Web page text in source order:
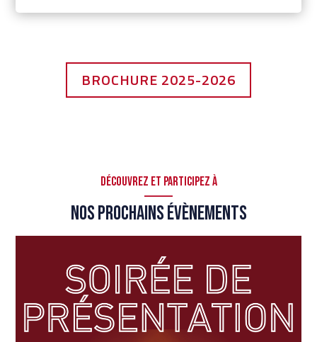
BROCHURE 2025-2026
Découvrez et participez à
Nos prochains évènements